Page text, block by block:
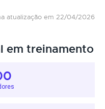
atualização em 22/04/2026
em treinamento